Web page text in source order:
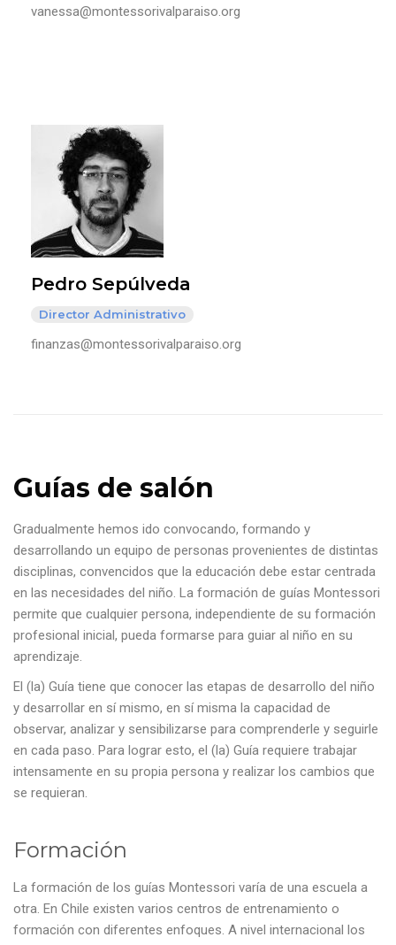
vanessa@montessorivalparaiso.org
Pedro Sepúlveda
Director Administrativo
finanzas@montessorivalparaiso.org
Guías de salón
Gradualmente hemos ido convocando, formando y
desarrollando un equipo de personas provenientes de distintas
disciplinas, convencidos que la educación debe estar centrada
en las necesidades del niño. La formación de guías Montessori
permite que cualquier persona, independiente de su formación
profesional inicial, pueda formarse para guiar al niño en su
aprendizaje.
El (la) Guía tiene que conocer las etapas de desarrollo del niño
y desarrollar en sí mismo, en sí misma la capacidad de
observar, analizar y sensibilizarse para comprenderle y seguirle
en cada paso. Para lograr esto, el (la) Guía requiere trabajar
intensamente en su propia persona y realizar los cambios que
se requieran.
Formación
La formación de los guías Montessori varía de una escuela a
otra. En Chile existen varios centros de entrenamiento o
formación con diferentes enfoques. A nivel internacional los